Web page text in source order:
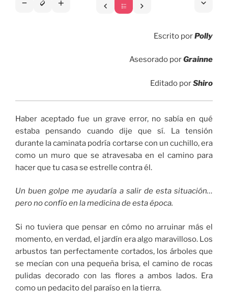
Escrito porPolly
Asesorado porGrainne
Editado porShiro
Haber aceptado fue un grave error, no sabía en qué
estaba pensando cuando dije que sí. La tensión
durante la caminata podría cortarse con un cuchillo, era
como un muro que se atravesaba en el camino para
hacer que tu casa se estrelle contra él.
Un buen golpe me ayudaría a salir de esta situación…
pero no confío en la medicina de esta época.
Si no tuviera que pensar en cómo no arruinar más el
momento, en verdad, el jardín era algo maravilloso. Los
arbustos tan perfectamente cortados, los árboles que
se mecían con una pequeña brisa, el camino de rocas
pulidas decorado con las flores a ambos lados. Era
como un pedacito del paraíso en la tierra.